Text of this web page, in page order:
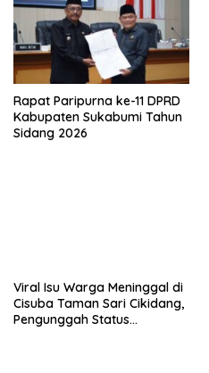
Rapat Paripurna ke-11 DPRD
Kabupaten Sukabumi Tahun
Sidang 2026
Viral Isu Warga Meninggal di
Cisuba Taman Sari Cikidang,
Pengunggah Status